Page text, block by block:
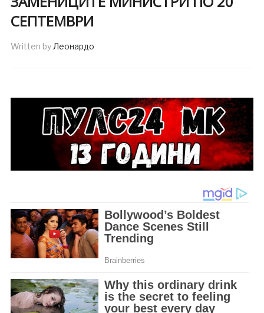
СЕПТЕМВРИ
Written byЛеонардо